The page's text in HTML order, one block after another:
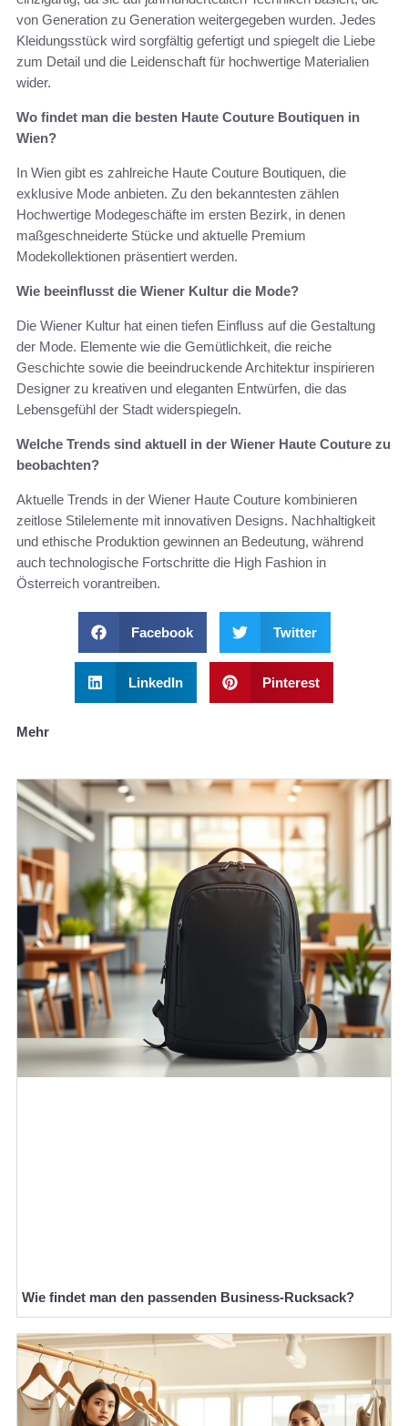
von Generation zu Generation weitergegeben wurden. Jedes
Kleidungsstück wird sorgfältig gefertigt und spiegelt die Liebe
zum Detail und die Leidenschaft für hochwertige Materialien
wider.
Wo findet man die besten Haute Couture Boutiquen in
Wien?
In Wien gibt es zahlreiche Haute Couture Boutiquen, die
exklusive Mode anbieten. Zu den bekanntesten zählen
Hochwertige Modegeschäfte im ersten Bezirk, in denen
maßgeschneiderte Stücke und aktuelle Premium
Modekollektionen präsentiert werden.
Wie beeinflusst die Wiener Kultur die Mode?
Die Wiener Kultur hat einen tiefen Einfluss auf die Gestaltung
der Mode. Elemente wie die Gemütlichkeit, die reiche
Geschichte sowie die beeindruckende Architektur inspirieren
Designer zu kreativen und eleganten Entwürfen, die das
Lebensgefühl der Stadt widerspiegeln.
Welche Trends sind aktuell in der Wiener Haute Couture zu
beobachten?
Aktuelle Trends in der Wiener Haute Couture kombinieren
zeitlose Stilelemente mit innovativen Designs. Nachhaltigkeit
und ethische Produktion gewinnen an Bedeutung, während
auch technologische Fortschritte die High Fashion in
Österreich vorantreiben.
Facebook Twitter
LinkedIn Pinterest
Mehr
Wie findet man den passenden Business-Rucksack?